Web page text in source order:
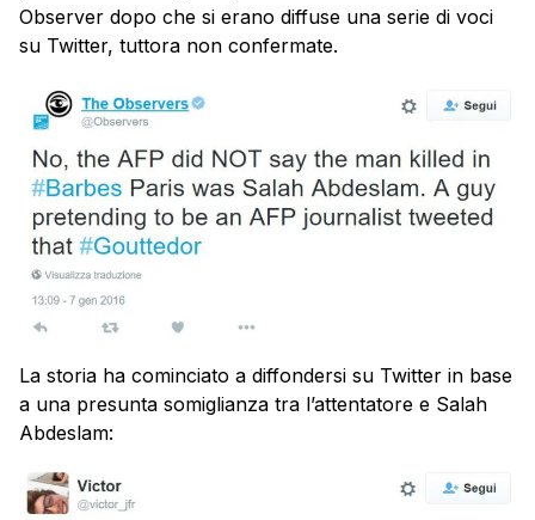
Observer dopo che si erano diffuse una serie di voci
su Twitter, tuttora non confermate.
La storia ha cominciato a diffondersi su Twitter in base
a una presunta somiglianza tra l’attentatore e Salah
Abdeslam: